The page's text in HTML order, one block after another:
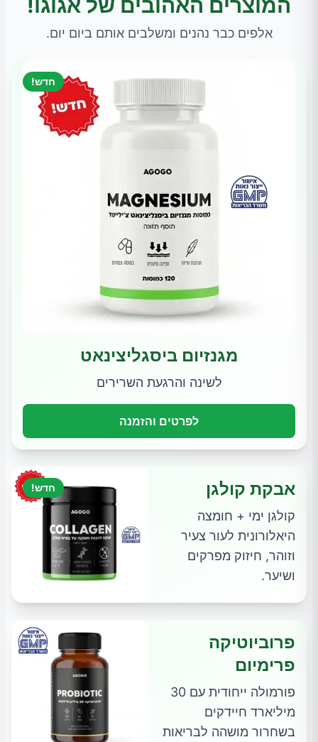
אלפים כבר נהנים ומשלבים אותם ביום יום.
חדש!
מגנזיום ביסגליצינאט
לשינה והרגעת השרירים
לפרטים והזמנה
חדש! אבקת קולגן
קולגן ימי + חומצה
היאלורונית לעור צעיר
וזוהר, חיזוק מפרקים
ושיער.
פרוביוטיקה
פרימיום
פורמולה ייחודית עם 30
מיליארד חיידקים
בשחרור מושהה לבריאות